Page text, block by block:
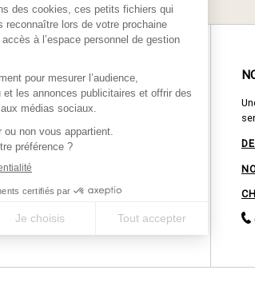
le meilleur des chemins millénaires
le monde.